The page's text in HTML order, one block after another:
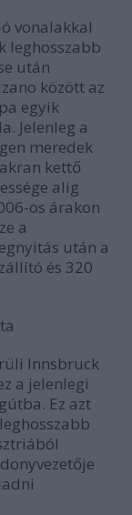
vonalakkal
leghosszabb
után
között az
egyik
Jelenleg a
meredek
kettő
alig
os árakon
a
után a
és 320
Innsbruck
a jelenlegi
Ez azt